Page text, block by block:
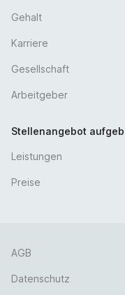
Gehalt
Karriere
Gesellschaft
Arbeitgeber
Stellenangebot
Leistungen
Preise
AGB
Datenschutz